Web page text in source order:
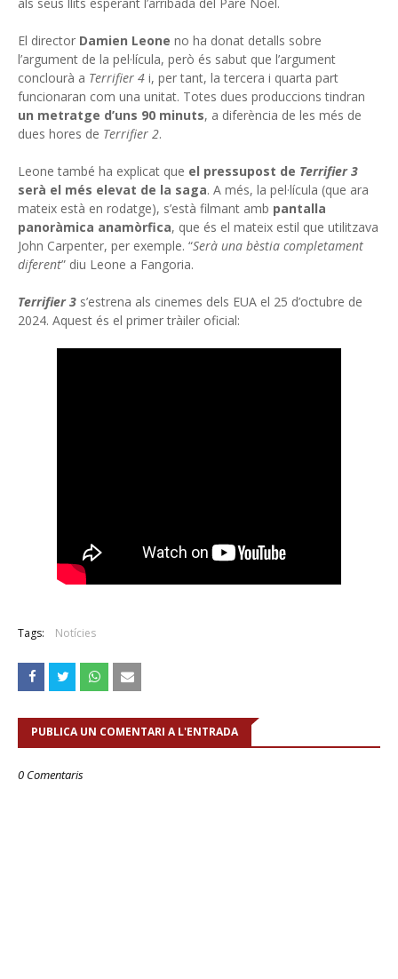
El director Damien Leone no ha donat detalls sobre
l’argument de la pel·lícula, però és sabut que l’argument
conclourà a Terrifier 4 i, per tant, la tercera i quarta part
funcionaran com una unitat. Totes dues produccions tindran
un metratge d’uns 90 minuts, a diferència de les més de
dues hores de Terrifier 2.
Leone també ha explicat que el pressupost de Terrifier 3
serà el més elevat de la saga. A més, la pel·lícula (que ara
mateix està en rodatge), s’està filmant amb pantalla
panoràmica anamòrfica, que és el mateix estil que utilitzava
John Carpenter, per exemple. “Serà una bèstia completament
diferent” diu Leone a Fangoria.
Terrifier 3 s’estrena als cinemes dels EUA el 25 d’octubre de
2024. Aquest és el primer tràiler oficial:
Tags: Notícies
PUBLICA UN COMENTARI A L'ENTRADA
0 Comentaris